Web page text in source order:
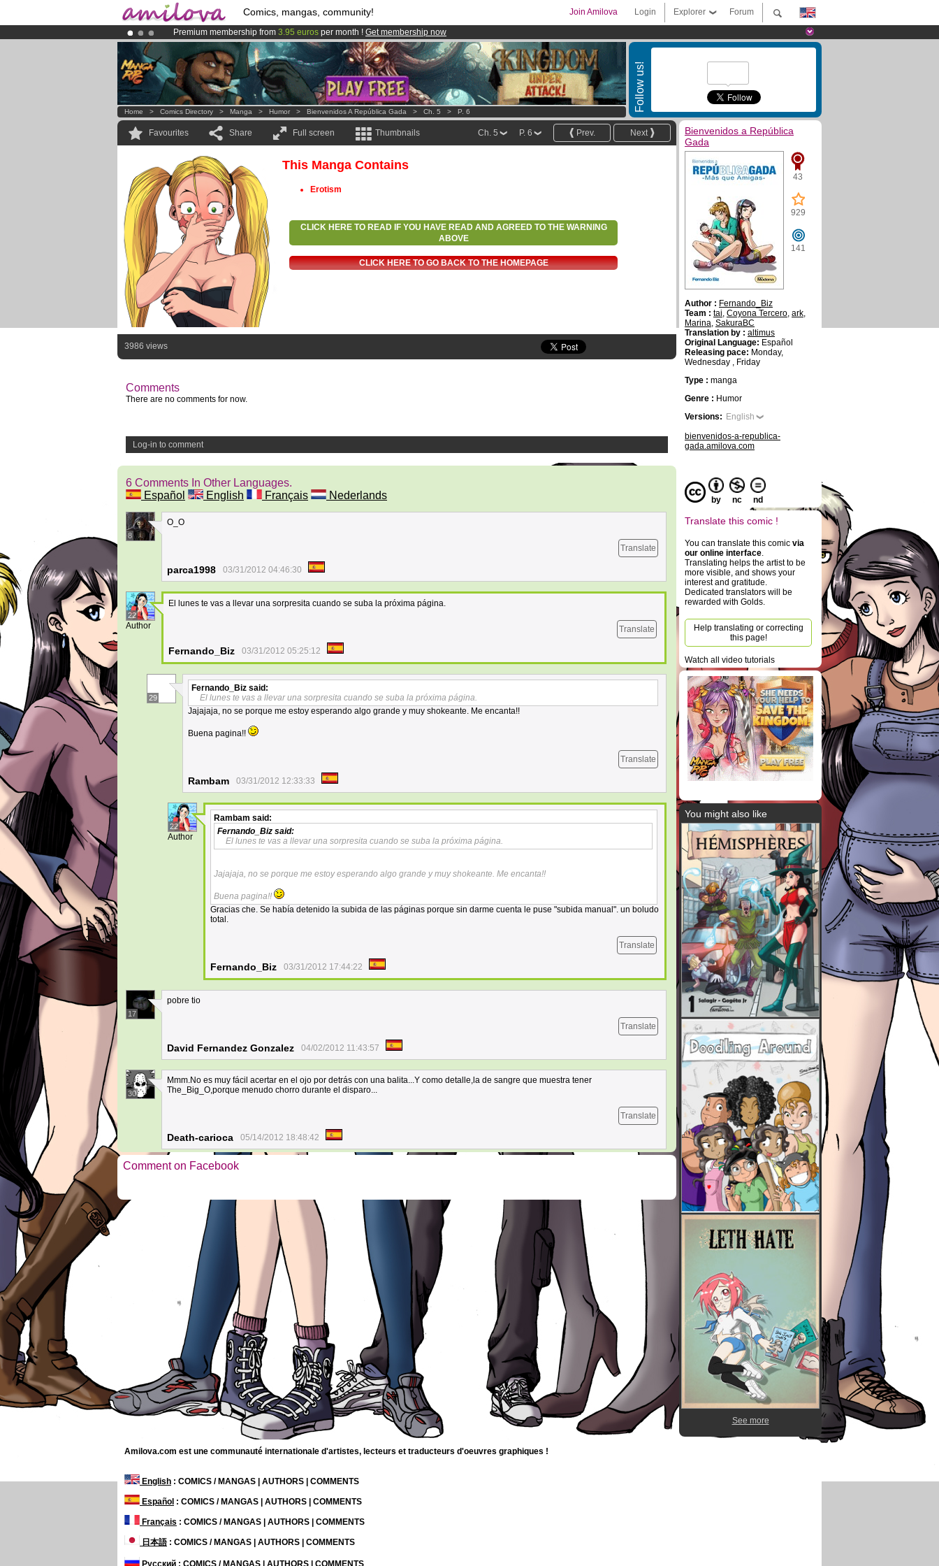
Comics, mangas, community! Forum
Explorer
Login
Join Amilova
Premium membership from 3.95 euros per month ! Get membership now
AmilovaKickstarter is now LIVE!.
Already 134393 membersand 1208 comics & mangas!.
Follow us!
Home > Comics Directory > Manga > Humor > Bienvenidos A República Gada > Ch. 5 > P. 6
Favourites Share Full screen Thumbnails Next
Prev.
P. 6
Ch. 5
This Manga Contains
Erotism
CLICK HERE TO READ IF YOU HAVE READ AND AGREED TO THE WARNING
ABOVE
CLICK HERE TO GO BACK TO THE HOMEPAGE
3986 views
Comments
There are no comments for now.
Log-in to comment
6 Comments In Other Languages.
Español
English Français Nederlands
8
O_O
Translate
parca1998 03/31/2012 04:46:30
22
Author
El lunes te vas a llevar una sorpresita cuando se suba la próxima página.
Translate
Fernando_Biz 03/31/2012 05:25:12
29
Fernando_Biz said:
El lunes te vas a llevar una sorpresita cuando se suba la próxima página.
Jajajaja, no se porque me estoy esperando algo grande y muy shokeante. Me encanta!!
Buena pagina!!
Translate
Rambam 03/31/2012 12:33:33
22
Author
Rambam said:
Fernando_Biz said:
El lunes te vas a llevar una sorpresita cuando se suba la próxima página.
Jajajaja, no se porque me estoy esperando algo grande y muy shokeante. Me encanta!!
Buena pagina!!
Gracias che. Se había detenido la subida de las páginas porque sin darme cuenta le puse "subida manual". un boludo
total.
Translate
Fernando_Biz 03/31/2012 17:44:22
17
pobre tio
Translate
David Fernandez Gonzalez 04/02/2012 11:43:57
30
Mmm.No es muy fácil acertar en el ojo por detrás con una balita...Y como detalle,la de sangre que muestra tener
The_Big_O,porque menudo chorro durante el disparo...
Translate
Death-carioca 05/14/2012 18:48:42
Comment on Facebook
Bienvenidos a República
Gada
43
929
141
Author : Fernando_Biz
Team : tai, Coyona Tercero, ark,
Marina, SakuraBC
Translation by : altimus
Original Language: Español
Releasing pace: Monday,
Wednesday , Friday
Type : manga
Genre : Humor
Versions: English
bienvenidos-a-republica-
gada.amilova.com
by nc nd
Translate this comic !
You can translate this comic via
our online interface.
Translating helps the artist to be
more visible, and shows your
interest and gratitude.
Dedicated translators will be
rewarded with Golds.
Help translating or correcting
this page!
Watch all video tutorials
You might also like
See more
Amilova.com est une communauté internationale d'artistes, lecteurs et traducteurs d'oeuvres graphiques !
English : COMICS / MANGAS | AUTHORS | COMMENTS
Español : COMICS / MANGAS | AUTHORS | COMMENTS
Français : COMICS / MANGAS | AUTHORS | COMMENTS
日本語: COMICS / MANGAS | AUTHORS | COMMENTS
Русский : COMICS / MANGAS | AUTHORS | COMMENTS